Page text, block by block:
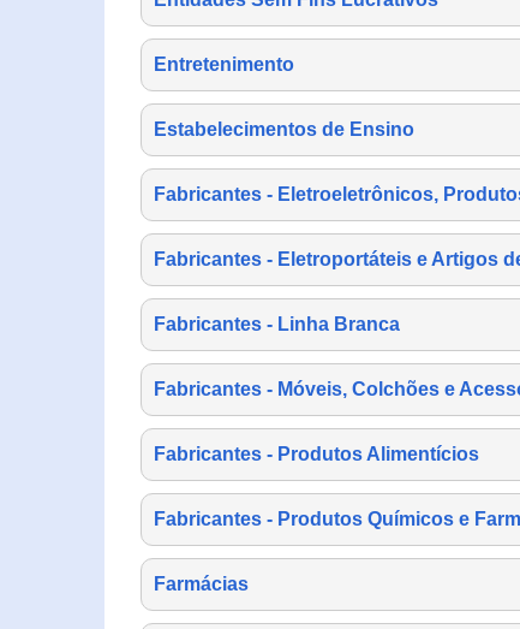
Entretenimento
Estabelecimentos de Ensino
Fabricantes - Eletroeletrônicos,
Fabricantes - Eletroportáteis e Artigos
Fabricantes - Linha Branca
Fabricantes - Móveis, Colchões e
Fabricantes - Produtos Alimentícios
Fabricantes - Produtos Químicos e
Farmácias